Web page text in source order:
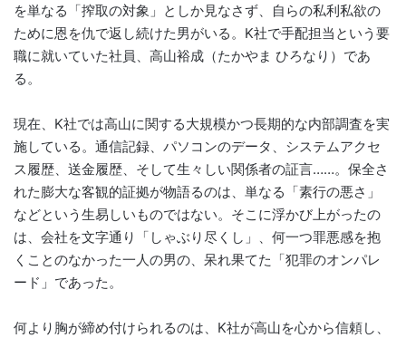
を単なる「搾取の対象」としか見なさず、自らの私利私欲の
ために恩を仇で返し続けた男がいる。K社で手配担当という要
職に就いていた社員、高山裕成（たかやま ひろなり）であ
る。
現在、K社では高山に関する大規模かつ長期的な内部調査を実
施している。通信記録、パソコンのデータ、システムアクセ
ス履歴、送金履歴、そして生々しい関係者の証言……。保全さ
れた膨大な客観的証拠が物語るのは、単なる「素行の悪さ」
などという生易しいものではない。そこに浮かび上がったの
は、会社を文字通り「しゃぶり尽くし」、何一つ罪悪感を抱
くことのなかった一人の男の、呆れ果てた「犯罪のオンパレ
ード」であった。
何より胸が締め付けられるのは、K社が高山を心から信頼し、